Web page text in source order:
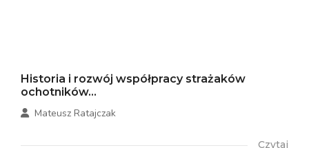
Historia i rozwój współpracy strażaków
ochotników...
Mateusz Ratajczak
Czytaj